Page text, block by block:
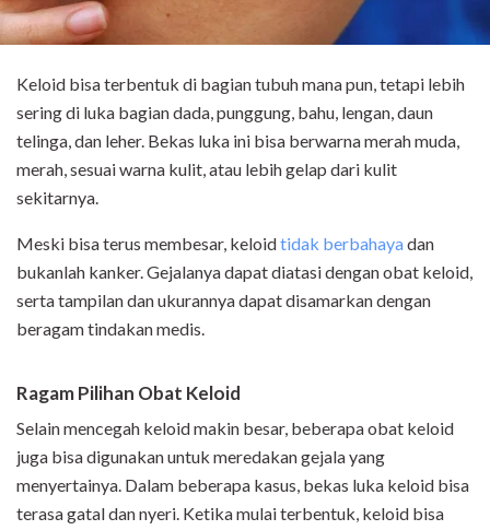
Keloid bisa terbentuk di bagian tubuh mana pun, tetapi lebih
sering di luka bagian dada, punggung, bahu, lengan, daun
telinga, dan leher. Bekas luka ini bisa berwarna merah muda,
merah, sesuai warna kulit, atau lebih gelap dari kulit
sekitarnya.
Meski bisa terus membesar, keloidtidak berbahayadan
bukanlah kanker. Gejalanya dapat diatasi dengan obat keloid,
serta tampilan dan ukurannya dapat disamarkan dengan
beragam tindakan medis.
Ragam Pilihan Obat Keloid
Selain mencegah keloid makin besar, beberapa obat keloid
juga bisa digunakan untuk meredakan gejala yang
menyertainya. Dalam beberapa kasus, bekas luka keloid bisa
terasa gatal dan nyeri. Ketika mulai terbentuk, keloid bisa